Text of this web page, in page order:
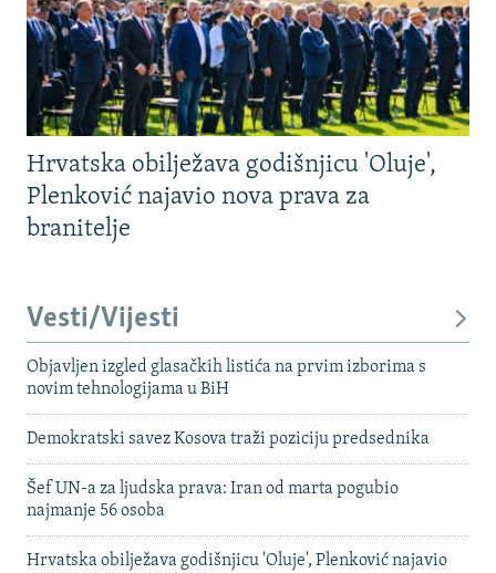
Hrvatska obilježava godišnjicu 'Oluje',
Plenković najavio nova prava za
branitelje
Vesti/Vijesti
Objavljen izgled glasačkih listića na prvim izborima s
novim tehnologijama u BiH
Demokratski savez Kosova traži poziciju predsednika
Šef UN-a za ljudska prava: Iran od marta pogubio
najmanje 56 osoba
Hrvatska obilježava godišnjicu 'Oluje', Plenković najavio